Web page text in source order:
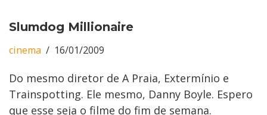
Slumdog Millionaire
cinema 16/01/2009
Do mesmo diretor de A Praia, Extermínio e
Trainspotting. Ele mesmo, Danny Boyle. Espero
que esse seja o filme do fim de semana.